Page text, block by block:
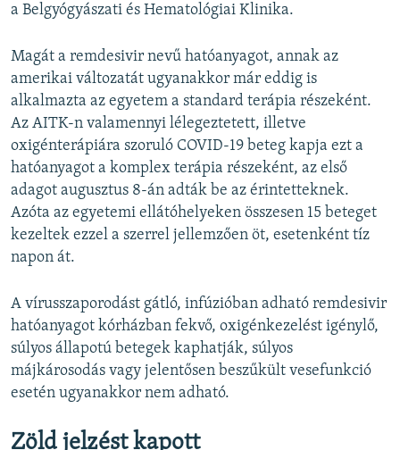
a Belgyógyászati és Hematológiai Klinika.
Magát a remdesivir nevű hatóanyagot, annak az
amerikai változatát ugyanakkor már eddig is
alkalmazta az egyetem a standard terápia részeként.
Az AITK-n valamennyi lélegeztetett, illetve
oxigénterápiára szoruló COVID-19 beteg kapja ezt a
hatóanyagot a komplex terápia részeként, az első
adagot augusztus 8-án adták be az érintetteknek.
Azóta az egyetemi ellátóhelyeken összesen 15 beteget
kezeltek ezzel a szerrel jellemzően öt, esetenként tíz
napon át.
A vírusszaporodást gátló, infúzióban adható remdesivir
hatóanyagot kórházban fekvő, oxigénkezelést igénylő,
súlyos állapotú betegek kaphatják, súlyos
májkárosodás vagy jelentősen beszűkült vesefunkció
esetén ugyanakkor nem adható.
Zöld jelzést kapott